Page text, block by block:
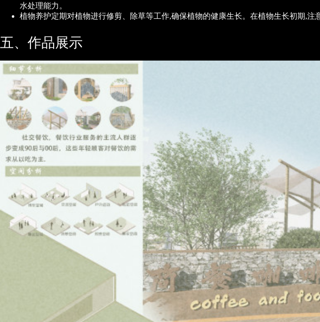
水处理能力。
植物养护定期对植物进行修剪、除草等工作,确保植物的健康生长。在植物生长初期,
五、作品展示